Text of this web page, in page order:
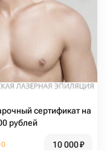
сертификат на
рублей
10 000₽